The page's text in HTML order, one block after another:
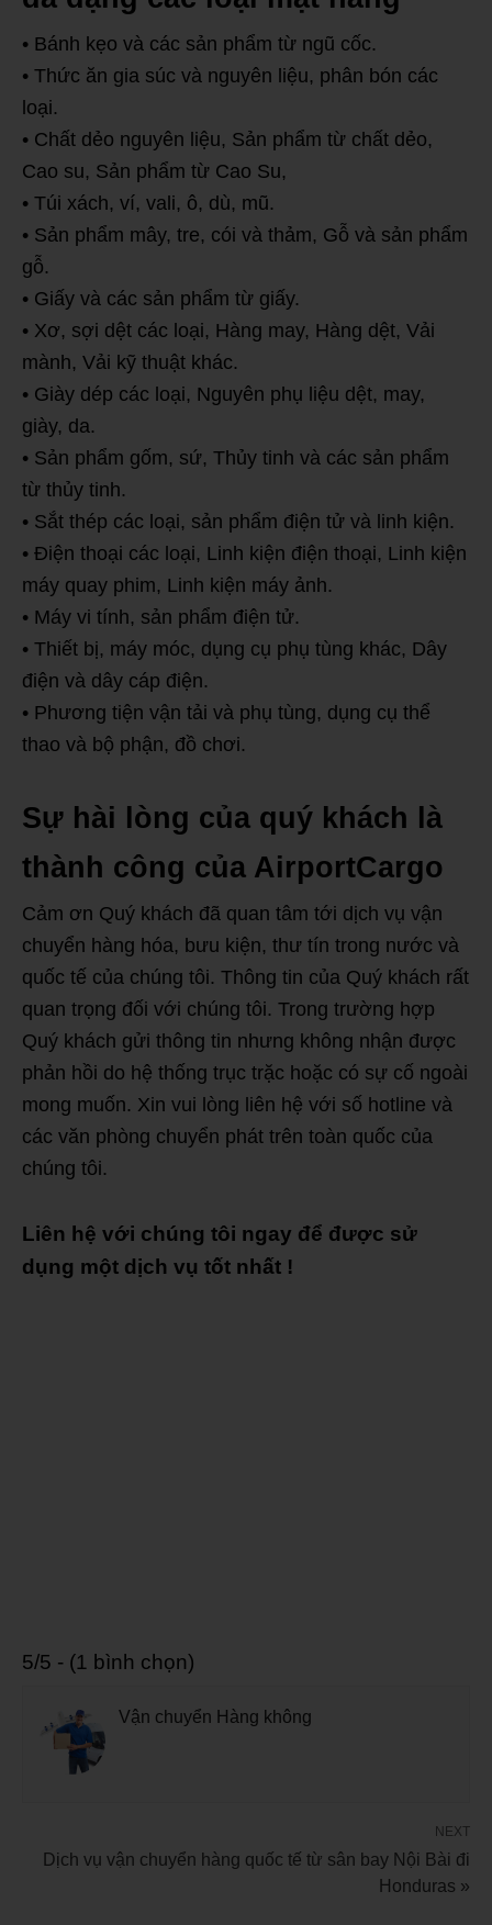
• Bánh kẹo và các sản phẩm từ ngũ cốc.
• Thức ăn gia súc và nguyên liệu, phân bón các
loại.
• Chất dẻo nguyên liệu, Sản phẩm từ chất dẻo,
Cao su, Sản phẩm từ Cao Su,
• Túi xách, ví, vali, ô, dù, mũ.
• Sản phẩm mây, tre, cói và thảm, Gỗ và sản phẩm
gỗ.
• Giấy và các sản phẩm từ giấy.
• Xơ, sợi dệt các loại, Hàng may, Hàng dệt, Vải
mành, Vải kỹ thuật khác.
• Giày dép các loại, Nguyên phụ liệu dệt, may,
giày, da.
• Sản phẩm gốm, sứ, Thủy tinh và các sản phẩm
từ thủy tinh.
• Sắt thép các loại, sản phẩm điện tử và linh kiện.
• Điện thoại các loại, Linh kiện điện thoại, Linh kiện
máy quay phim, Linh kiện máy ảnh.
• Máy vi tính, sản phẩm điện tử.
• Thiết bị, máy móc, dụng cụ phụ tùng khác, Dây
điện và dây cáp điện.
• Phương tiện vận tải và phụ tùng, dụng cụ thể
thao và bộ phận, đồ chơi.
Sự hài lòng của quý khách là
thành công của AirportCargo
Cảm ơn Quý khách đã quan tâm tới dịch vụ vận
chuyển hàng hóa, bưu kiện, thư tín trong nước và
quốc tế của chúng tôi. Thông tin của Quý khách rất
quan trọng đối với chúng tôi. Trong trường hợp
Quý khách gửi thông tin nhưng không nhận được
phản hồi do hệ thống trục trặc hoặc có sự cố ngoài
mong muốn. Xin vui lòng liên hệ với số hotline và
các văn phòng chuyển phát trên toàn quốc của
chúng tôi.
Liên hệ với chúng tôi ngay để được sử
dụng một dịch vụ tốt nhất !
5/5 - (1 bình chọn)
Vận chuyển Hàng không
NEXT
Dịch vụ vận chuyển hàng quốc tế từ sân bay Nội Bài đi
Honduras »